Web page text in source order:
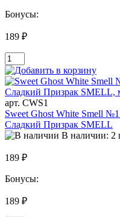
Бонусы:
189 ₽
арт. CWS1
Sweet Ghost White Smell
Сладкий Призрак SMELL
В наличии: 2
189 ₽
Бонусы:
189 ₽